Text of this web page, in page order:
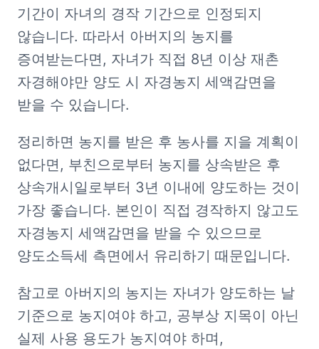
기간이 자녀의 경작 기간으로 인정되지
않습니다. 따라서 아버지의 농지를
증여받는다면, 자녀가 직접 8년 이상 재촌
자경해야만 양도 시 자경농지 세액감면을
받을 수 있습니다.
정리하면 농지를 받은 후 농사를 지을 계획이
없다면, 부친으로부터 농지를 상속받은 후
상속개시일로부터 3년 이내에 양도하는 것이
가장 좋습니다. 본인이 직접 경작하지 않고도
자경농지 세액감면을 받을 수 있으므로
양도소득세 측면에서 유리하기 때문입니다.
참고로 아버지의 농지는 자녀가 양도하는 날
기준으로 농지여야 하고, 공부상 지목이 아닌
실제 사용 용도가 농지여야 하며,